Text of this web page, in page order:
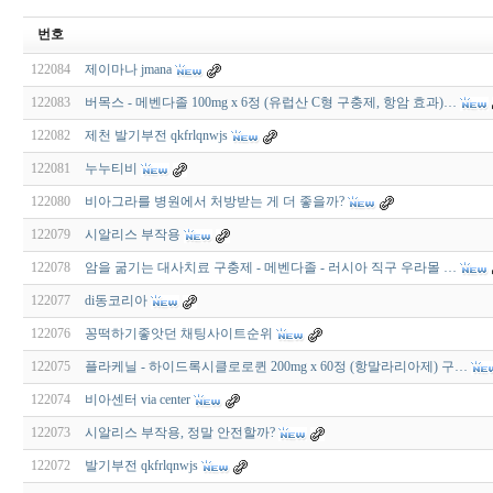
번호
122084 제이마나 jmana
122083 버목스 - 메벤다졸 100mg x 6정 (유럽산 C형 구충제, 항암 효과)…
122082 제천 발기부전 qkfrlqnwjs
122081 누누티비
122080 비아그라를 병원에서 처방받는 게 더 좋을까?
122079 시알리스 부작용
122078 암을 굶기는 대사치료 구충제 - 메벤다졸 - 러시아 직구 우라몰 …
122077 di동코리아
122076 꽁떡하기좋앗던 채팅사이트순위
122075 플라케닐 - 하이드록시클로로퀸 200mg x 60정 (항말라리아제) 구…
122074 비아센터 via center
122073 시알리스 부작용, 정말 안전할까?
122072 발기부전 qkfrlqnwjs